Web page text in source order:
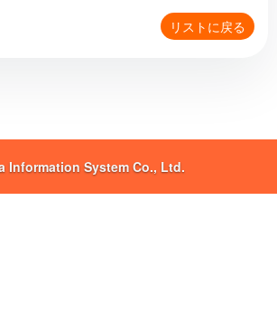
リストに戻る
Information System Co., Ltd.